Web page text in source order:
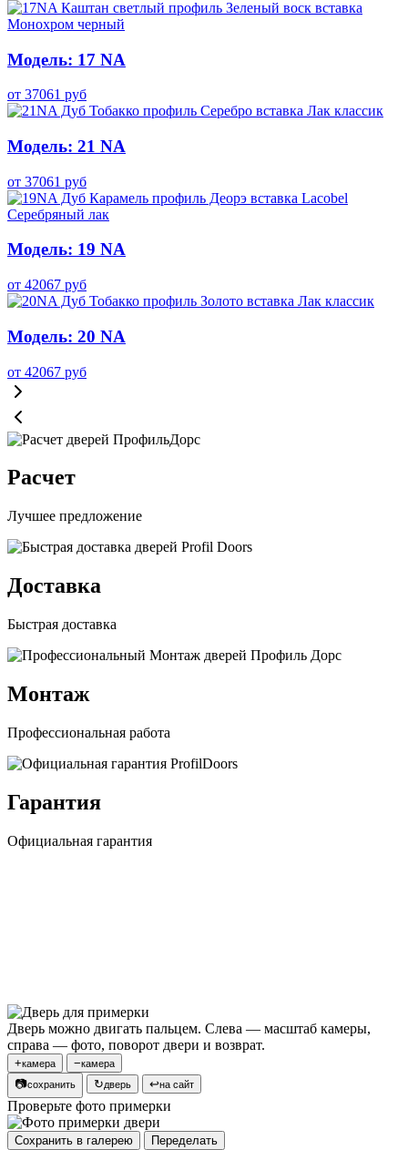
Модель: 17 NA
от 37061 руб
Модель: 21 NA
от 37061 руб
Модель: 19 NA
от 42067 руб
Модель: 20 NA
от 42067 руб
Расчет
Лучшее предложение
Доставка
Быстрая доставка
Монтаж
Профессиональная работа
Гарантия
Официальная гарантия
Дверь можно двигать пальцем. Слева — масштаб камеры,
справа — фото, поворот двери и возврат.
+камера −камера
📷сохранить ↻дверь ↩на сайт
Проверьте фото примерки
Сохранить в галерею Переделать